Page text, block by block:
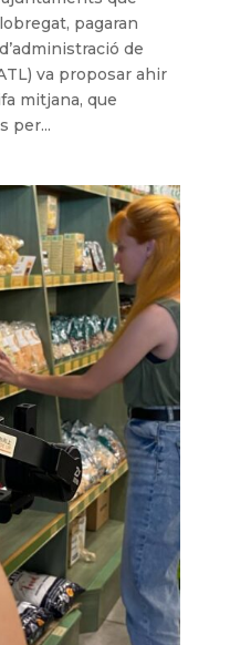
pagaran
de
va proposar ahir
mitjana, que
per...